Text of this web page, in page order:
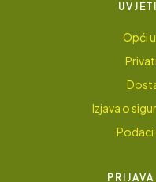
Opći
Izjava o